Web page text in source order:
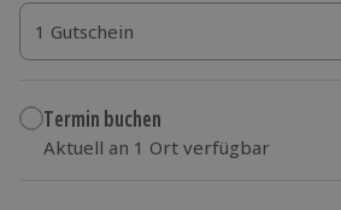
1 Gutschein
1 Gutschein
1 Gutschein
Termin buchen
Aktuell an 1 Ort verfügbar